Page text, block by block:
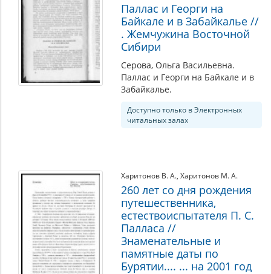
Паллас и Георги на
Байкале и в Забайкалье //
. Жемчужина Восточной
Сибири
Серова, Ольга Васильевна.
Паллас и Георги на Байкале и в
Забайкалье.
Доступно только в Электронных
читальных залах
Харитонов В. А., Харитонов М. А.
260 лет со дня рождения
путешественника,
естествоиспытателя П. С.
Палласа //
Знаменательные и
памятные даты по
Бурятии.... ... на 2001 год